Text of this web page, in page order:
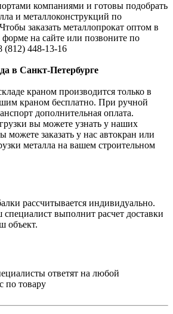
компаниями и готовы подобрать
и металлоконструкций по
заказать металлопрокат оптом в
на сайте или позвоните по
(812) 448-13-16
в Санкт-Петербурге
краном производится только в
краном бесплатно. При ручной
дополнительная оплата.
вы можете узнать у наших
можете заказать у нас автокран или
металла на вашем строительном
рассчитывается индивидуально.
специалист выполнит расчет доставки
объект.
ответят на любой
по товару